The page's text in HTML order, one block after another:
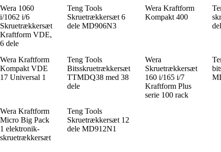
Wera 1060
i/1062 i/6
Skruetrækkersæt
Kraftform VDE,
6 dele
Teng Tools
Skruetrækkersæt 6
dele MD906N3
Wera Kraftform
Kompakt 400
Wera Kraftform
Kompakt VDE
17 Universal 1
Teng Tools
Bitsskruetrækkersæt
TTMDQ38 med 38
dele
Wera
Skruetrækkersæt
160 i/165 i/7
Kraftform Plus
serie 100 rack
Wera Kraftform
Micro Big Pack
1 elektronik-
skruetrækkersæt
Teng Tools
Skruetrækkersæt 12
dele MD912N1